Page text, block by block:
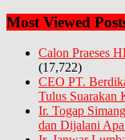
Most Viewed
Calon Praeses
(17,722)
CEO PT.
Tulus Suarakan
Ir. Togap
dan Dijalani